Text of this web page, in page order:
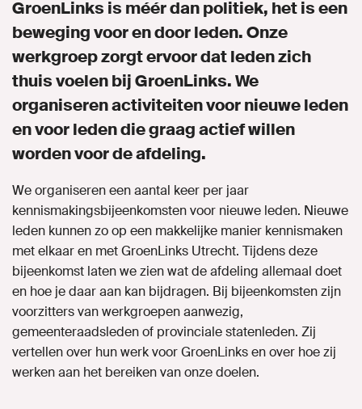
GroenLinks is méér dan politiek, het is een
beweging voor en door leden. Onze
werkgroep zorgt ervoor dat leden zich
thuis voelen bij GroenLinks. We
organiseren activiteiten voor nieuwe leden
en voor leden die graag actief willen
worden voor de afdeling.
We organiseren een aantal keer per jaar
kennismakingsbijeenkomsten voor nieuwe leden. Nieuwe
leden kunnen zo op een makkelijke manier kennismaken
met elkaar en met GroenLinks Utrecht. Tijdens deze
bijeenkomst laten we zien wat de afdeling allemaal doet
en hoe je daar aan kan bijdragen. Bij bijeenkomsten zijn
voorzitters van werkgroepen aanwezig,
gemeenteraadsleden of provinciale statenleden. Zij
vertellen over hun werk voor GroenLinks en over hoe zij
werken aan het bereiken van onze doelen.
Vacatures
Contact
Campagne
Naar GroenLinks.nl
MIJN GROENLINKS